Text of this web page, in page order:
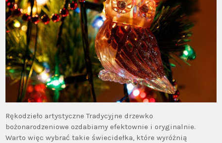
Rękodzieło artystyczne Tradycyjne drzewko
bożonarodzeniowe ozdabiamy efektownie i oryginalnie.
Warto więc wybrać takie świecidełka, które wyróżnią